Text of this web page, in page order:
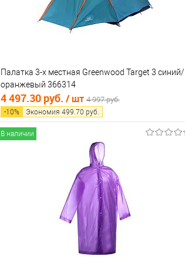
Палатка 3-х местная Greenwood Target 3 синий/
оранжевый 366314
4 497.30 руб. / шт 4 997 руб.
-10% Экономия 499.70 руб.
В корзину
Сравнение
В наличии
В наличии